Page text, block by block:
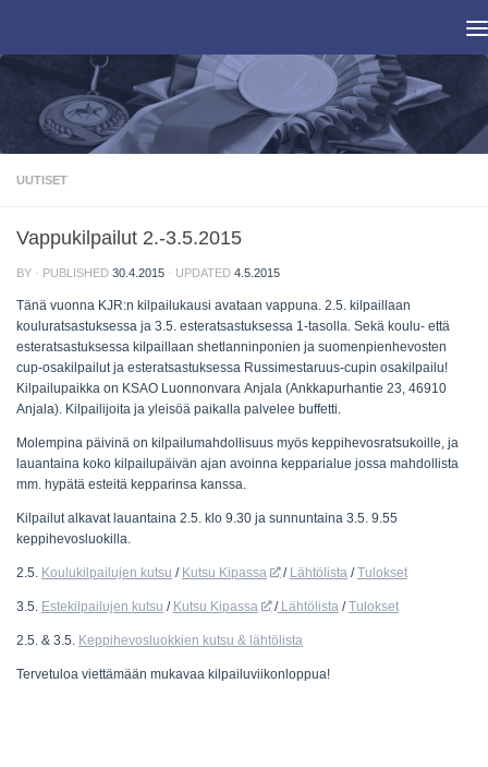
UUTISET
Vappukilpailut 2.-3.5.2015
BY · PUBLISHED 30.4.2015 · UPDATED 4.5.2015
Tänä vuonna KJR:n kilpailukausi avataan vappuna. 2.5. kilpaillaan
kouluratsastuksessa ja 3.5. esteratsastuksessa 1-tasolla. Sekä koulu- että
esteratsastuksessa kilpaillaan shetlanninponien ja suomenpienhevosten
cup-osakilpailut ja esteratsastuksessa Russimestaruus-cupin osakilpailu!
Kilpailupaikka on KSAO Luonnonvara Anjala (Ankkapurhantie 23, 46910
Anjala). Kilpailijoita ja yleisöä paikalla palvelee buffetti.
Molempina päivinä on kilpailumahdollisuus myös keppihevosratsukoille, ja
lauantaina koko kilpailupäivän ajan avoinna kepparialue jossa mahdollista
mm. hypätä esteitä kepparinsa kanssa.
Kilpailut alkavat lauantaina 2.5. klo 9.30 ja sunnuntaina 3.5. 9.55
keppihevosluokilla.
2.5. Koulukilpailujen kutsu / Kutsu Kipassa / Lähtölista/Tulokset
3.5. Estekilpailujen kutsu / Kutsu Kipassa /Lähtölista/Tulokset
2.5. & 3.5. Keppihevosluokkien kutsu & lähtölista
Tervetuloa viettämään mukavaa kilpailuviikonloppua!